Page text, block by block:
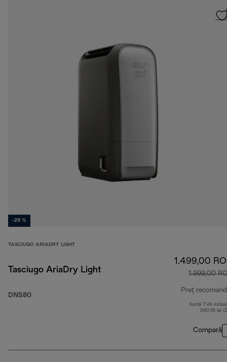
-25 %
TASCIUGO ARIADRY LIGHT
Tasciugo AriaDry Light
DNS80
1.499,00
1.999,00
Preț
Sumă TVA
260,16 lei
Compară